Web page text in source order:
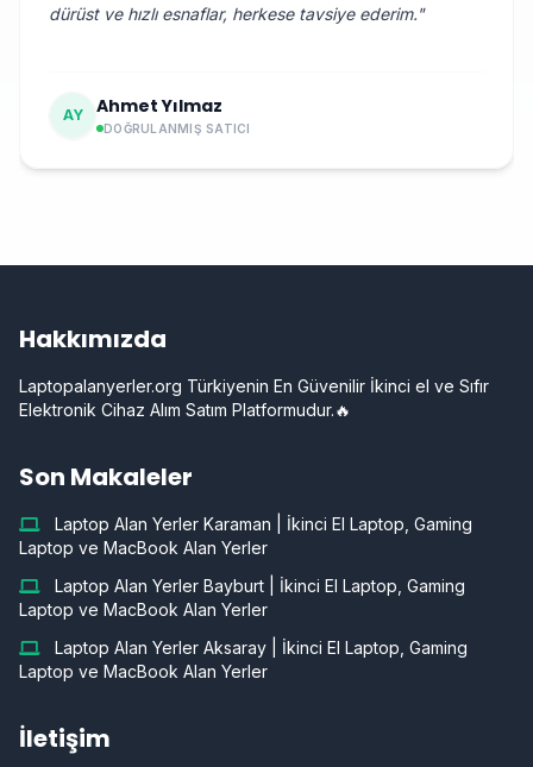
dürüst ve hızlı esnaflar, herkese tavsiye ederim."
AY Ahmet Yılmaz
DOĞRULANMIŞ SATICI
Hakkımızda
Laptopalanyerler.org Türkiyenin En Güvenilir İkinci el ve Sıfır
Elektronik Cihaz Alım Satım Platformudur.🔥
Son Makaleler
Laptop Alan Yerler Karaman | İkinci El Laptop, Gaming
Laptop ve MacBook Alan Yerler
Laptop Alan Yerler Bayburt | İkinci El Laptop, Gaming
Laptop ve MacBook Alan Yerler
Laptop Alan Yerler Aksaray | İkinci El Laptop, Gaming
Laptop ve MacBook Alan Yerler
İletişim